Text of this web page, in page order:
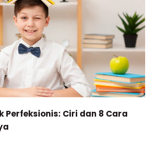
Perfeksionis: Ciri dan 8 Cara